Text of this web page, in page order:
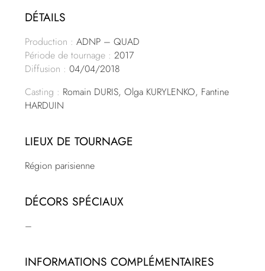
DÉTAILS
Production : ADNP – QUAD
Période de tournage : 2017
Diffusion : 04/04/2018
Casting : Romain DURIS, Olga KURYLENKO, Fantine
HARDUIN
LIEUX DE TOURNAGE
Région parisienne
DÉCORS SPÉCIAUX
–
INFORMATIONS COMPLÉMENTAIRES